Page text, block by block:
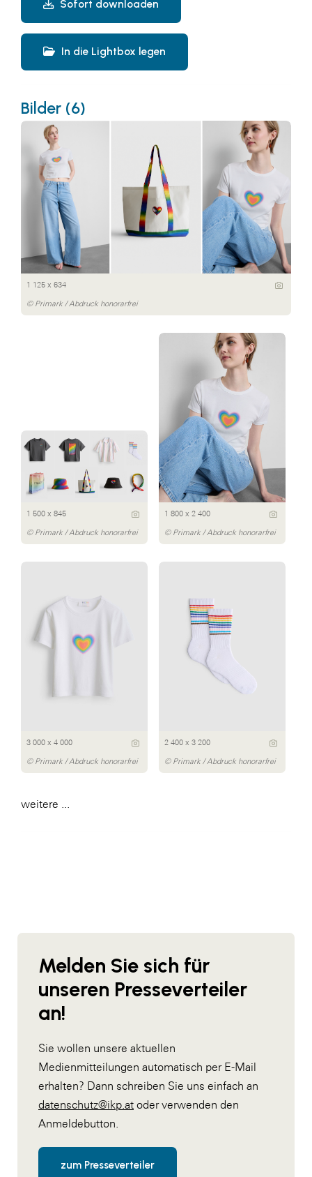
Sofort downloaden
In die Lightbox legen
Bilder (6)
1 125 x 634
© Primark / Abdruck honorarfrei
1 500 x 845
© Primark / Abdruck honorarfrei
1 800 x 2 400
© Primark / Abdruck honorarfrei
3 000 x 4 000
© Primark / Abdruck honorarfrei
2 400 x 3 200
© Primark / Abdruck honorarfrei
weitere ...
Melden Sie sich für
unseren Presseverteiler
an!
Sie wollen unsere aktuellen
Medienmitteilungen automatisch per E-Mail
erhalten? Dann schreiben Sie uns einfach an
datenschutz@ikp.at oder verwenden den
Anmeldebutton.
zum Presseverteiler